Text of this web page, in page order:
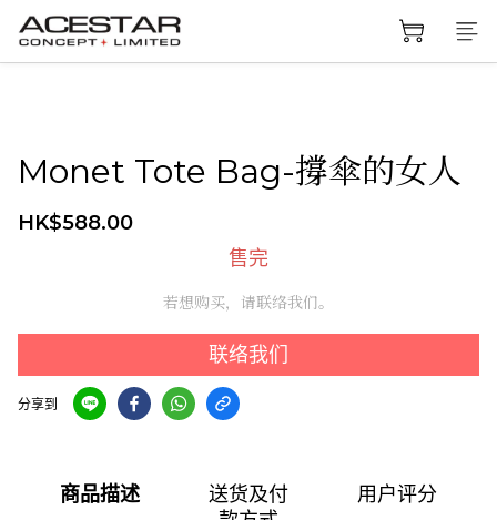
Monet Tote Bag-撐傘的女人
HK$588.00
售完
若想购买，请联络我们。
联络我们
分享到
商品描述
送货及付
用户评分